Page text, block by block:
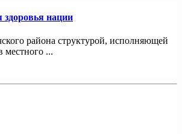
нации
района структурой, исполняющей
местного ...